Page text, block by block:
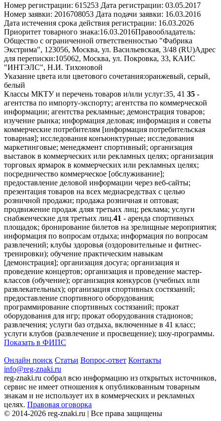
Номер регистрации: 615253 Дата регистрации: 03.05.2017
Номер заявки: 2016708053 Дата подачи заявки: 16.03.2016
Дата истечения срока действия регистрации: 16.03.2026
Приоритет товарного знака:16.03.2016Правообладатель:
Общество с ограниченной ответственностью "Фабрика
Экстрима", 123056, Москва, ул. Васильевская, 3/48 (RU)Адрес
для переписки:105062, Москва, ул. Покровка, 33, КАИС
"ИНТЭЛС", Н.И. Тихоновой
Указание цвета или цветового сочетания:оранжевый, серый,
белый
Классы МКТУ и перечень товаров и/или услуг:35, 41 35 -
агентства по импорту-экспорту; агентства по коммерческой
информации; агентства рекламные; демонстрация товаров;
изучение рынка; информация деловая; информация и советы
коммерческие потребителям [информация потребительская
товарная]; исследования конъюнктурные; исследования
маркетинговые; менеджмент спортивный; организация
выставок в коммерческих или рекламных целях; организация
торговых ярмарок в коммерческих или рекламных целях;
посредничество коммерческое [обслуживание];
предоставление деловой информации через веб-сайты;
презентация товаров на всех медиасредствах с целью
розничной продажи; продажа розничная и оптовая;
продвижение продаж дляя третьих лиц; реклама; услуги
снабженческие для третьих лиц.41 - аренда спортивных
площадок; бронирование билетов на зрелищные мероприятия;
информация по вопросам отдыха; информация по вопросам
развлечений; клубы здоровья (оздоровительные и фитнес-
тренировки); обучение практическим навыкам
[демонстрация]; организация досуга; организация и
проведение концертов; организация и проведение мастер-
классов (обучение); организация конкурсов (учебных или
развлекательных); организация спортивных состязаний;
предоставление спортивного оборудования;
программирование спортивных состязаний; прокат
оборудования для игр; прокат оборудования стадионов;
развлечения; услуги баз отдыха, включенные в 41 класс;
услуги клубов (развлечение и просвещение); шоу-программы.
Показать в ФИПС
Онлайн поиск Статьи Вопрос-ответ Контакты
info@reg-znaki.ru
reg-znaki.ru собрал всю информацию из открытых источников,
сервис не имеет отношения к опубликованным товарным
знакам и не использует их в коммерческих и рекламных
целях. Правовая оговорка
© 2014-2026 reg-znaki.ru | Все права защищены